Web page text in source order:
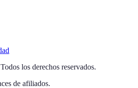
Todos los derechos reservados.
de afiliados.